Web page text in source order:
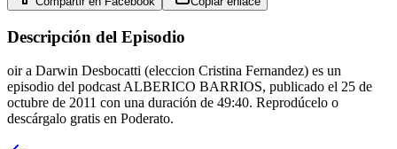
Descripción del Episodio
oir a Darwin Desbocatti (eleccion Cristina Fernandez) es un
episodio del podcast ALBERICO BARRIOS, publicado el 25 de
octubre de 2011 con una duración de 49:40. Reprodúcelo o
descárgalo gratis en Poderato.